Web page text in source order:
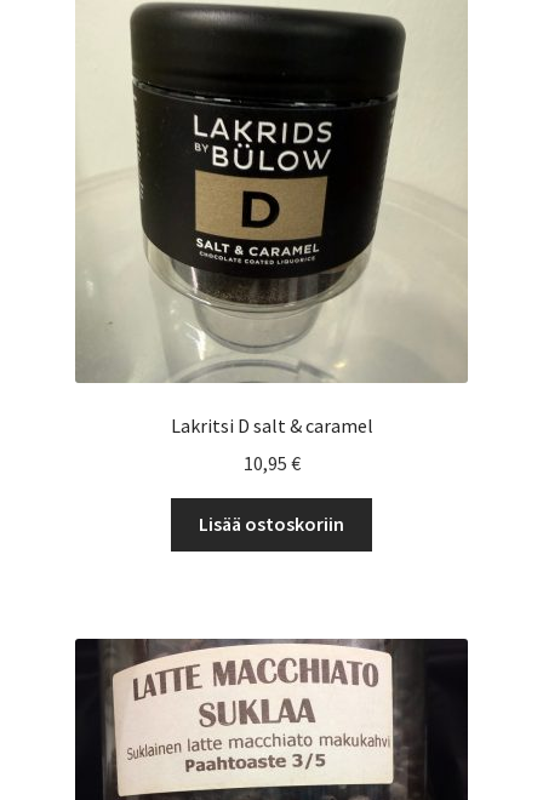
Voit
tehdä
valinnat
tuotteen
Lakritsi D salt & caramel
10,95 €
Lisää ostoskoriin